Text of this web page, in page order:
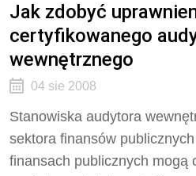
Jak zdobyć
certyfikowanego
wewnętrznego
04 sie 2008
Stanowiska audytora
sektora finansów
finansach publicznych mogą